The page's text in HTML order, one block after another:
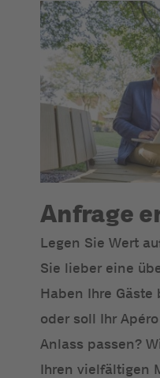
Anfrage
Legen Sie Wert
Sie lieber eine
Haben Ihre Gäste
oder soll Ihr
Anlass passen?
Ihren vielfältigen